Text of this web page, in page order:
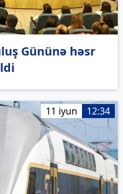
Gününə həsr
11 iyun 12:34